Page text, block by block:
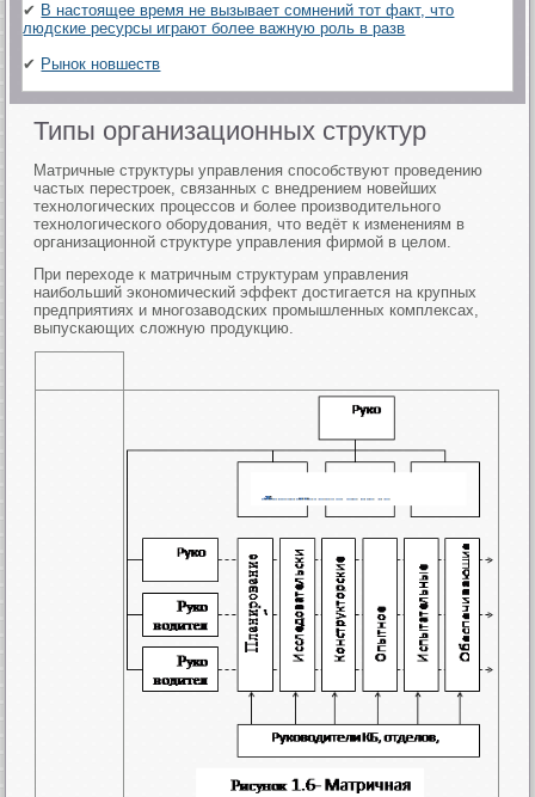
✔ В настоящее время не вызывает сомнений тот факт, что
людские ресурсы играют более важную роль в разв
✔ Рынок новшеств
Типы организационных структур
Матричные структуры управления способствуют проведению
частых перестроек, связанных с внедрением новейших
технологических процессов и более производительного
технологического оборудования, что ведёт к изменениям в
организационной структуре управления фирмой в целом.
При переходе к матричным структурам управления
наибольший экономический эффект достигается на крупных
предприятиях и многозаводских промышленных комплексах,
выпускающих сложную продукцию.